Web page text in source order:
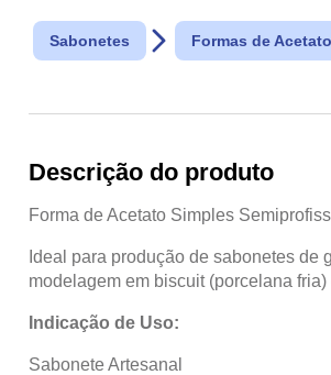
Sabonetes Formas de
Descrição do produto
Forma de Acetato Simples
Ideal para produção de sabonetes de
modelagem em biscuit (porcelana
Indicação de Uso:
Sabonete Artesanal